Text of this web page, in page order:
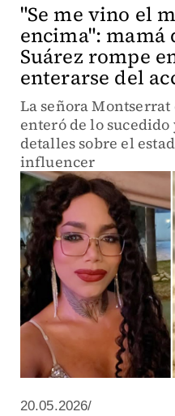
"Se me vino el
encima": mamá
Suárez rompe
enterarse del
La señora Montserrat
enteró de lo
detalles sobre el
influencer
20.05.2026/